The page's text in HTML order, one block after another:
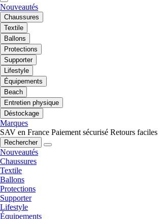
Nouveautés
Chaussures
Textile
Ballons
Protections
Supporter
Lifestyle
Équipements
Beach
Entretien physique
Déstockage
Marques
SAV en France Paiement sécurisé Retours faciles
Rechercher
Nouveautés
Chaussures
Textile
Ballons
Protections
Supporter
Lifestyle
Équipements